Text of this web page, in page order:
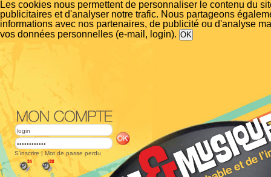
Les cookies nous permettent de personnaliser le contenu du
publicitaires et d'analyser notre trafic. Nous partageons
informations avec nos partenaires, de publicité ou d'analyse
vos données personnelles (e-mail, login).
S'inscrire | Mot de passe perdu